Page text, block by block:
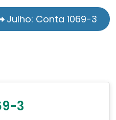
Julho: Conta 1069-3
3